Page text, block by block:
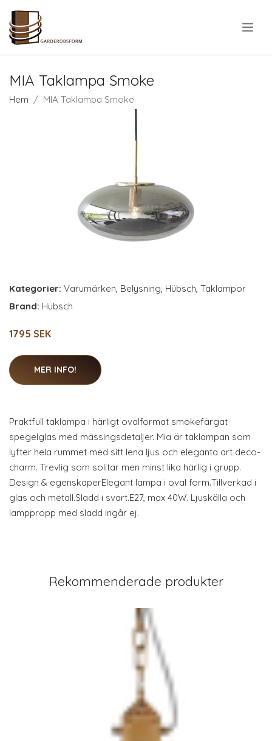
MIA Taklampa Smoke
Hem MIA Taklampa Smoke
Kategorier: Varumärken, Belysning, Hübsch, Taklampor
Brand: Hübsch
1795 SEK
MER INFO!
Praktfull taklampa i härligt ovalformat smokefärgat
spegelglas med mässingsdetaljer. Mia är taklampan som
lyfter hela rummet med sitt lena ljus och eleganta art deco-
charm. Trevlig som solitär men minst lika härlig i grupp.
Design & egenskaperElegant lampa i oval form.Tillverkad i
glas och metall.Sladd i svart.E27, max 40W. Ljuskälla och
lamppropp med sladd ingår ej.
Rekommenderade produkter